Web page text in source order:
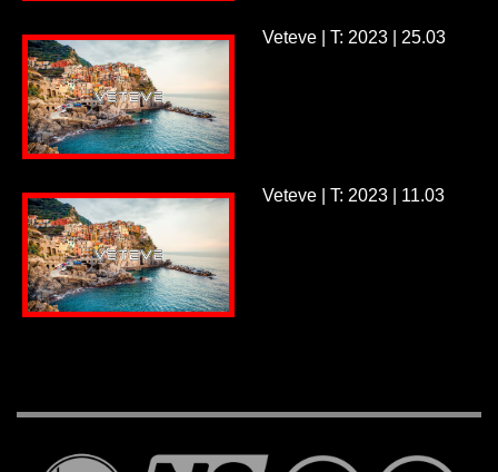
Veteve | T: 2023 | 25.03
Veteve | T: 2023 | 11.03